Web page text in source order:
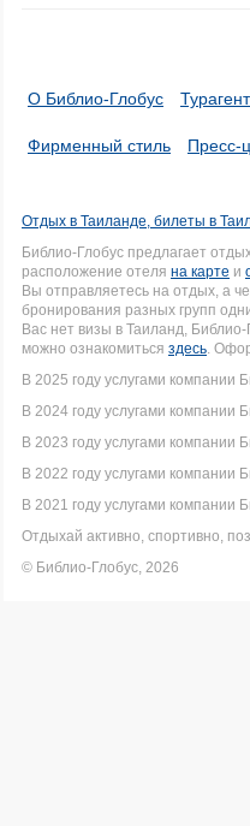
О Библио-Глобус
Фирменный стиль Пресс-
Отдых в Таиланде, билеты в
Библио-Глобус предлагает
расположение отеля на карте и
Вы отправляетесь на отдых, а
бронирования разных групп
Вас нет визы в Таиланд,
можно ознакомиться здесь.
В 2025 году услугами компании
В 2024 году услугами компании
В 2023 году услугами компании
В 2022 году услугами компании
В 2021 году услугами компании
Отдыхай активно, спортивно,
© Библио-Глобус, 2026